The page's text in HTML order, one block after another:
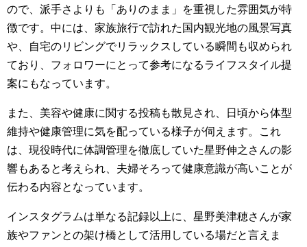
ので、派手さよりも「ありのまま」を重視した雰囲気が特
徴です。中には、家族旅行で訪れた国内観光地の風景写真
や、自宅のリビングでリラックスしている瞬間も収められ
ており、フォロワーにとって参考になるライフスタイル提
案にもなっています。
また、美容や健康に関する投稿も散見され、日頃から体型
維持や健康管理に気を配っている様子が伺えます。これ
は、現役時代に体調管理を徹底していた星野伸之さんの影
響もあると考えられ、夫婦そろって健康意識が高いことが
伝わる内容となっています。
インスタグラムは単なる記録以上に、星野美津穂さんが家
族やファンとの架け橋として活用している場だと言えま